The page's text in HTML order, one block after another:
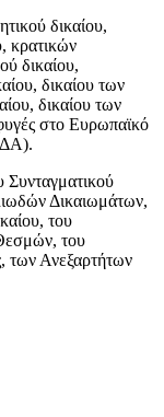
δικαίου,
κρατικών
δικαίου,
δικαίου των
δικαίου των
στο Ευρωπαϊκό
Συνταγματικού
Δικαιωμάτων,
του
του
των Ανεξαρτήτων